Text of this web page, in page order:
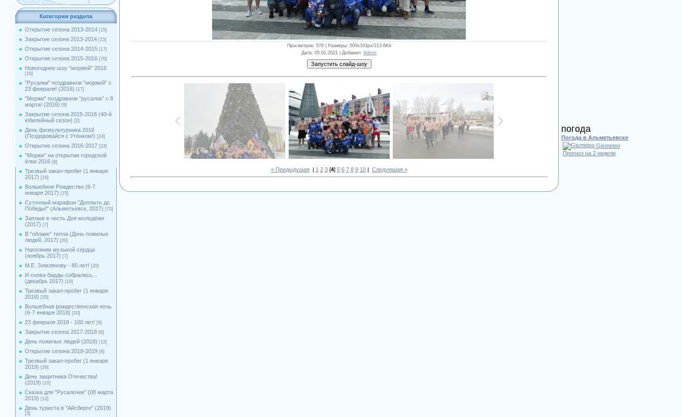
Категории раздела
Открытие сезона 2013-2014 [15]
Закрытие сезона 2013-2014 [15]
Открытие сезона 2014-2015 [17]
Открытие сезона 2015-2016 [70]
Новогоднее шоу "моржей" 2016
[16]
"Русалки" поздравили "моржей" с
23 февраля! (2016) [17]
"Моржи" поздравили "русалок" с 8
марта! (2016) [9]
Закрытие сезона 2015-2016 (40-й
юбилейный сезон) [2]
День физкультурника 2016
(Поздоровайся с Утёнком!) [24]
Открытие сезона 2016-2017 [23]
''Моржи'' на открытии городской
ёлки 2016 [8]
Трезвый закал-пробег (1 января
2017) [16]
Волшебное Рождество (6-7
января 2017) [15]
Суточный марафон "Доплыть до
Победы!" (Альметьевск, 2017) [70]
Заплыв в честь Дня молодёжи
(2017) [7]
В "облаке" тепла (День пожилых
людей, 2017) [20]
Наполним музыкой сердца
(ноябрь 2017) [7]
М.Е. Землянову - 80 лет! [20]
И снова барды собрались...
(декабрь 2017) [10]
Трезвый закал-пробег (1 января
2018) [35]
Волшебная рождественская ночь
(6-7 января 2018) [20]
23 февраля 2018 - 100 лет! [9]
Закрытие сезона 2017-2018 [6]
День пожилых людей (2018) [12]
Открытие сезона 2018-2019 [8]
Трезвый закал-пробег (1 января
2019) [26]
День защитника Отечества!
(2019) [10]
Сказка для "Русалочек" (08 марта
2019) [12]
День туриста в "Айсберге" (2019)
[3]
Просмотров: 576 | Размеры: 500x333px/213.6Kb
Дата: 05.01.2021 | Добавил: Admin
« Предыдущая| 1 2 3[4] 5 6 7 8 9 10| Следующая »
погода
Погода в Альметьевске
Gismeteo
Прогноз на 2 недели